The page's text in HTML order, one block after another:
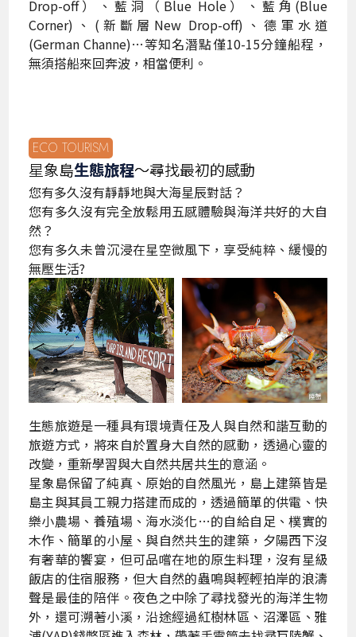
Drop-off）、藍洞（Blue Hole）、藍角(Blue
Corner)、(新斷層New Drop-off)、德軍水道
(German Channe)…等知名潛點僅10-15分鐘船程，
無須搭船來回奔波，相當便利。
ECO TOURISM
星象島生態旅程～尋找最初的感動
您有多久沒有靜靜地與大海星辰對話？
您有多久沒有完全放鬆用五感體驗與海洋共好的大自
然？
您有多久未曾沉浸在星空微風下，享受純粹、緩慢的
無壓生活?
生態旅遊是一種具有環境責任及人與自然和諧互動的
旅遊方式，將來自於置身大自然的感動，透過心靈的
改變，重新學習與大自然共居共生的意涵。
星象島保留了純真、原始的自然風光，島上建築皆是
島主與其員工親力搭建而成的，透過簡單的供電、快
樂小農場、養殖場、海水淡化…的自給自足、樸實的
木作、簡單的小屋、與自然共生的建築，夕陽西下沒
有奢華的饗宴，但可品嚐在地的原生料理，沒有星級
飯店的住宿服務，但大自然的蟲鳴與輕輕拍岸的浪濤
聲是最佳的陪伴。夜色之中除了尋找發光的海洋生物
外，還可溯著小溪，沿途經過紅樹林區、沼澤區、雅